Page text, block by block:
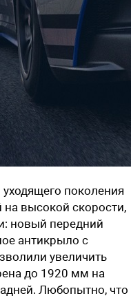
поколения
на высокой скорости,
новый передний
антикрыло с
увеличить
до 1920 мм на
Любопытно, что